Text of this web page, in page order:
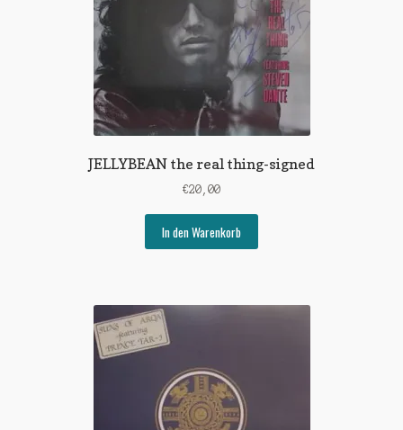
JELLYBEAN the real thing-signed
€20,00
In den Warenkorb